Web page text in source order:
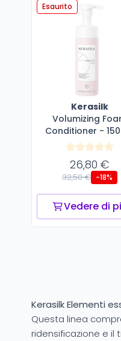
Esaurito
Kerasilk
Volumizing
Conditioner -
26,80 €
32,50 € -18%
Vedere di
Kerasilk Elementi
Questa linea
ridensificazione e